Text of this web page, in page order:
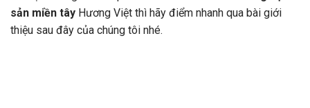
sản miền tây Hương Việt thì hãy điểm nhanh qua bài giới
thiệu sau đây của chúng tôi nhé.